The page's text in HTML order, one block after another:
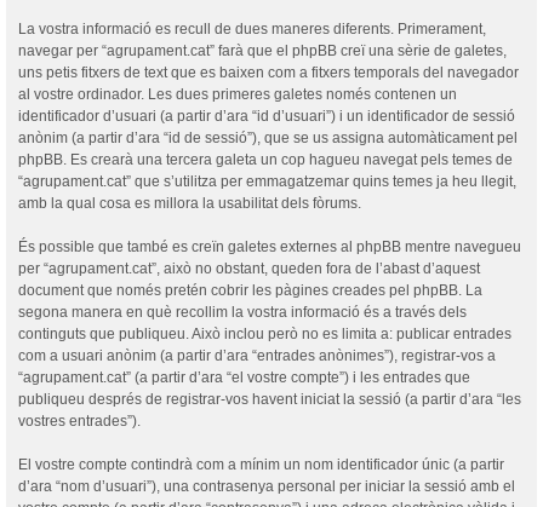
La vostra informació es recull de dues maneres diferents. Primerament,
navegar per “agrupament.cat” farà que el phpBB creï una sèrie de galetes,
uns petis fitxers de text que es baixen com a fitxers temporals del navegador
al vostre ordinador. Les dues primeres galetes només contenen un
identificador d’usuari (a partir d’ara “id d’usuari”) i un identificador de sessió
anònim (a partir d’ara “id de sessió”), que se us assigna automàticament pel
phpBB. Es crearà una tercera galeta un cop hagueu navegat pels temes de
“agrupament.cat” que s’utilitza per emmagatzemar quins temes ja heu llegit,
amb la qual cosa es millora la usabilitat dels fòrums.
És possible que també es creïn galetes externes al phpBB mentre navegueu
per “agrupament.cat”, això no obstant, queden fora de l’abast d’aquest
document que només pretén cobrir les pàgines creades pel phpBB. La
segona manera en què recollim la vostra informació és a través dels
continguts que publiqueu. Això inclou però no es limita a: publicar entrades
com a usuari anònim (a partir d’ara “entrades anònimes”), registrar-vos a
“agrupament.cat” (a partir d’ara “el vostre compte”) i les entrades que
publiqueu després de registrar-vos havent iniciat la sessió (a partir d’ara “les
vostres entrades”).
El vostre compte contindrà com a mínim un nom identificador únic (a partir
d’ara “nom d’usuari”), una contrasenya personal per iniciar la sessió amb el